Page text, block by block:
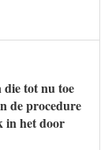
die tot nu toe
de procedure
in het door